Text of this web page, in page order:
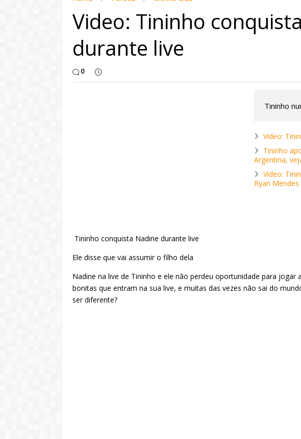
Video: Tininho
durante live
0
Tininho
Video:
Tininho
Argentina,
Video:
Ryan Mendes
Tininho conquista Nadine durante live
Ele disse que vai assumir o filho dela
Nadine na live de Tininho e ele não perdeu oportunidade para jogar
bonitas que entram na sua live, e muitas das vezes não sai do
ser diferente?